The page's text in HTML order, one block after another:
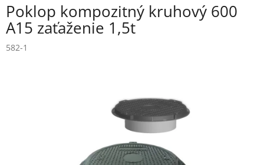
Poklop kompozitný kruhový 600
A15 zaťaženie 1,5t
582-1